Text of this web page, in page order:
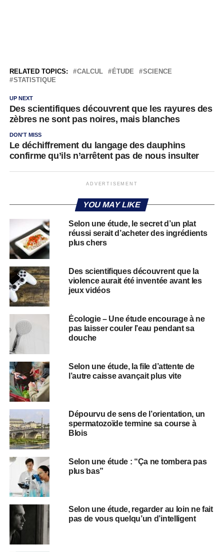
RELATED TOPICS: CALCUL ÉTUDE
SCIENCE
STATISTIQUE
UP NEXT
Des scientifiques découvrent que les rayures des
zèbres ne sont pas noires, mais blanches
DON'T MISS
Le déchiffrement du langage des dauphins
confirme qu’ils n’arrêtent pas de nous insulter
ADVERTISEMENT
YOU MAY LIKE
Selon une étude, le secret d’un plat
réussi serait d’acheter des ingrédients
plus chers
Des scientifiques découvrent que la
violence aurait été inventée avant les
jeux vidéos
Écologie – Une étude encourage à ne
pas laisser couler l’eau pendant sa
douche
Selon une étude, la file d’attente de
l’autre caisse avançait plus vite
Dépourvu de sens de l’orientation, un
spermatozoïde termine sa course à
Blois
Selon une étude : “Ça ne tombera pas
plus bas”
Selon une étude, regarder au loin ne fait
pas de vous quelqu’un d’intelligent